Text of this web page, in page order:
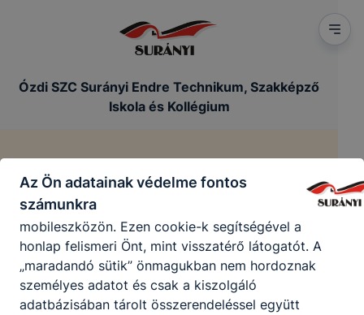
Ózdi SZC Surányi Endre Technikum, Szakképző
Iskola és Kollégium
Impresszum
Főoldal / Impresszum
Az Ön adatainak védelme fontos
számunkra
kizárólag az Ön aktuális látogatására vonatkozik, a
munkamenet végeztével, illetve a böngésző
bezárásával ezek a cookie-k automatikusan
alkalmazása nélkül nem tudjuk garantálni Önnek
honlapunk használatát.
cookie)
A "maradandó sütik" a honlap elhagyását követően
is tárolódnak a számítógépen, notebookon vagy
mobileszközön. Ezen cookie-k segítségével a
honlap felismeri Önt, mint visszatérő látogatót. A
„maradandó sütik” önmagukban nem hordoznak
személyes adatot és csak a kiszolgáló
adatbázisában tárolt összerendeléssel együtt